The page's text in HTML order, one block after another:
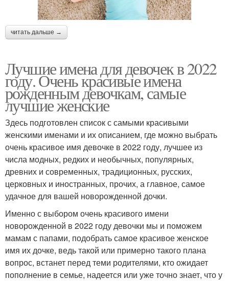
читать дальше →
Лучшие имена для девочек в 2022
году. Очень красивые имена
рожденным девочкам, самые
лучшие женские
Здесь подготовлен список с самыми красивыми
женскими именами и их описанием, где можно выбрать
очень красивое имя девочке в 2022 году, лучшее из
числа модных, редких и необычных, популярных,
древних и современных, традиционных, русских,
церковных и иностранных, прочих, а главное, самое
удачное для вашей новорожденной дочки.
Именно с выбором очень красивого имени
новорожденной в 2022 году девочки мы и поможем
мамам с папами, подобрать самое красивое женское
имя их дочке, ведь такой или примерно такого плана
вопрос, встанет перед теми родителями, кто ожидает
пополнение в семье, надеется или уже точно знает, что у